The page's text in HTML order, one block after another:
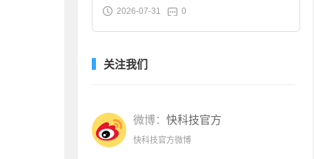
皂2斤大促
2026-07-31 0
关注我们
微博： 快科技官方
快科技官方微博